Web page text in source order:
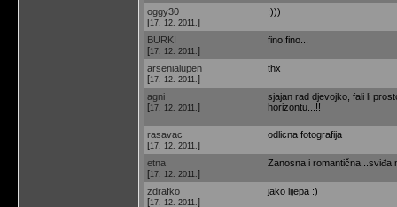
oggy30
[17. 12. 2011. ]
:)))
BURKI
[17. 12. 2011. ]
fino,fino...
arsenialupen
[17. 12. 2011. ]
thx
agni
[17. 12. 2011. ]
sjajan rad djevojko, fali li
horizontu...!!
rasavac
[17. 12. 2011. ]
odlicna fotografija
etna
[17. 12. 2011. ]
Zanosna i romantična...sviđa
zdrafko
[17. 12. 2011. ]
jako lijepa :)